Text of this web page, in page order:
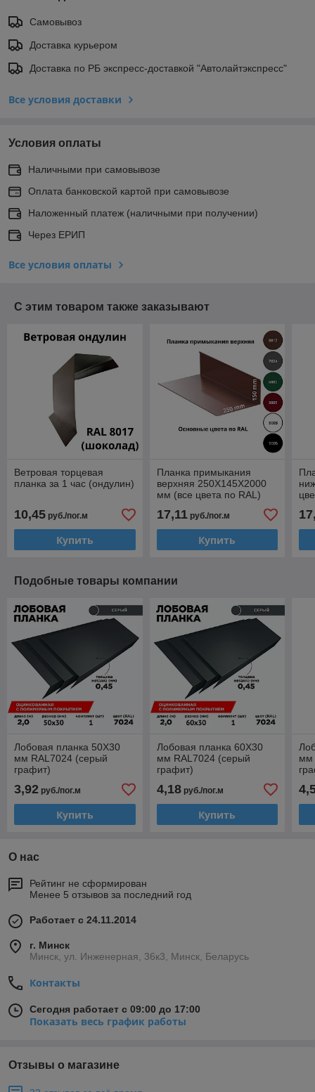
Самовывоз
Доставка курьером
Доставка по РБ экспресс-доставкой "Автолайтэкспресс"
Все условия доставки
Условия оплаты
Наличными при самовывозе
Оплата банковской картой при самовывозе
Наложенный платеж (наличными при получении)
Через ЕРИП
Все условия оплаты
С этим товаром также заказывают
Ветровая торцевая
планка за 1 час (ондулин)
10,45 руб./пог.м
Купить
Планка примыкания
верхняя 250Х145Х2000
мм (все цвета по RAL)
17,11руб./пог.м
Купить
Подобные товары компании
Лобовая планка 50Х30
мм RAL7024 (серый
графит)
3,92 руб./пог.м
Купить
Лобовая планка 60Х30
мм RAL7024 (серый
графит)
4,18руб./пог.м
Купить
мм
О нас
Рейтинг не сформирован
Менее 5 отзывов за последний год
Работает с 24.11.2014
г. Минск
Минск, ул. Инженерная, 36к3, Минск, Беларусь
Контакты
Сегодня работает с 09:00 до 17:00
Показать весь график работы
Отзывы о магазине